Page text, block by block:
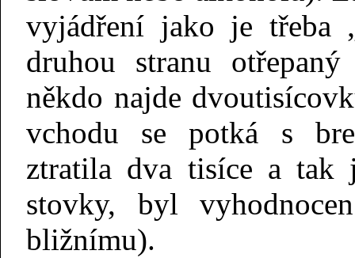
vyjádření jako je třeba
druhou stranu
někdo najde
vchodu se potká s
ztratila dva tisíce a tak
stovky, byl
bližnímu).